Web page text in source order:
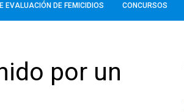
EVALUACIÓN DE FEMICIDIOS CONCURSOS
por un